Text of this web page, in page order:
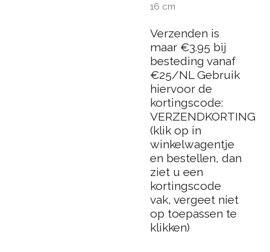
16 cm
Verzenden is
maar €3.95 bij
besteding vanaf
€25/NL Gebruik
hiervoor de
kortingscode:
VERZENDKORTING
(klik op in
winkelwagentje
en bestellen, dan
ziet u een
kortingscode
vak, vergeet niet
op toepassen te
klikken)